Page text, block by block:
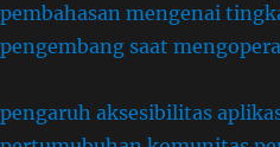
pembahasan mengenai
pengembang saat
pengaruh aksesibilitas